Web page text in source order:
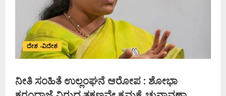
ದೇಶ -ವಿದೇಶ
ನೀತಿ ಸಂಹಿತೆ ಉಲ್ಲಂಘನೆ ಆರೋಪ : ಶೋಭಾ